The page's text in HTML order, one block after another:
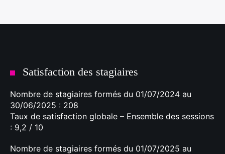
Satisfaction des stagiaires
Nombre de stagiaires formés du 01/07/2024 au
30/06/2025 : 208
Taux de satisfaction globale – Ensemble des sessions
: 9,2 / 10
Nombre de stagiaires formés du 01/07/2025 au